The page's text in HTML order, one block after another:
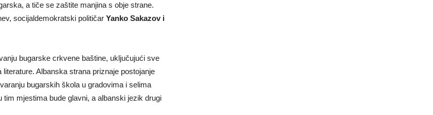
a tiče se zaštite manjina s obje strane.
socijaldemokratski političar Yanko Sakazov i
bugarske crkvene baštine, uključujući sve
Albanska strana priznaje postojanje
bugarskih škola u gradovima i selima
mjestima bude glavni, a albanski jezik drugi